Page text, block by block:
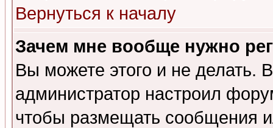
Вернуться к началу
Зачем мне вообще нужно
Вы можете этого и не делать.
администратор настроил
чтобы размещать сообщения